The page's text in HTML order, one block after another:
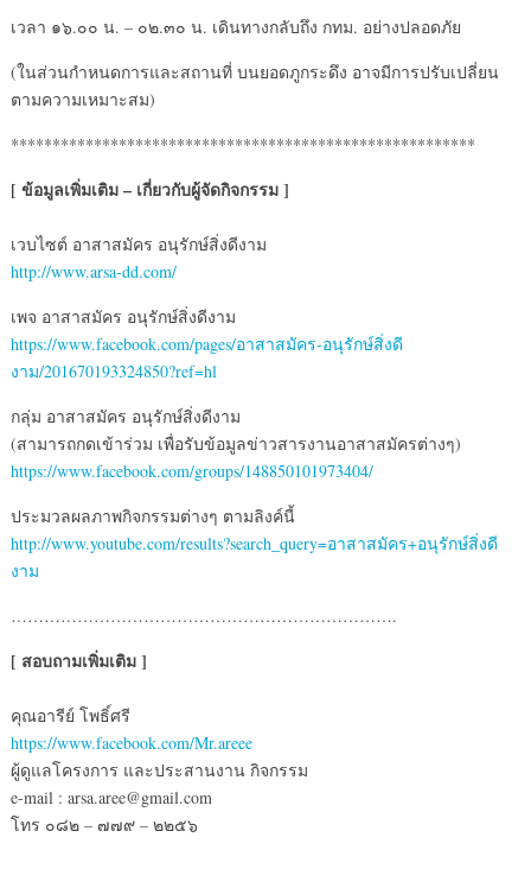
เวลา ๑๖.๐๐ น. – ๐๒.๓๐ น. เดินทางกลับถึง กทม. อย่างปลอดภัย
(ในส่วนกำหนดการและสถานที่ บนยอดภูกระดึง อาจมีการปรับเปลี่ยน
ตามความเหมาะสม)
********************************************************
[ ข้อมูลเพิ่มเติม – เกี่ยวกับผู้จัดกิจกรรม ]
เวบไซต์ อาสาสมัคร อนุรักษ์สิ่งดีงาม
http://www.arsa-dd.com/
เพจ อาสาสมัคร อนุรักษ์สิ่งดีงาม
https://www.facebook.com/pages/อาสาสมัคร-อนุรักษ์สิ่งดี
งาม/201670193324850?ref=hl
กลุ่ม อาสาสมัคร อนุรักษ์สิ่งดีงาม
(สามารถกดเข้าร่วม เพื่อรับข้อมูลข่าวสารงานอาสาสมัครต่างๆ)
https://www.facebook.com/groups/148850101973404/
ประมวลผลภาพกิจกรรมต่างๆ ตามลิงค์นี้
http://www.youtube.com/results?search_query=อาสาสมัคร+อนุรักษ์สิ่งดี
งาม
…………………………………………………………….
[ สอบถามเพิ่มเติม ]
คุณอารีย์ โพธิ์ศรี
https://www.facebook.com/Mr.areee
ผู้ดูแลโครงการ และประสานงาน กิจกรรม
e-mail : arsa.aree@gmail.com
โทร ๐๘๒ – ๗๗๙ – ๒๒๕๖